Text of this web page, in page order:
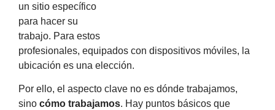
un sitio específico
para hacer su
trabajo. Para estos
profesionales, equipados con dispositivos móviles, la
ubicación es una elección.
Por ello, el aspecto clave no es dónde trabajamos,
sino cómo trabajamos. Hay puntos básicos que